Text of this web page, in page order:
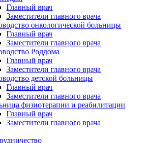
Главный врач
Заместители главного врача
онкологической больницы
Главный врач
Заместители главного врача
Роддома
Главный врач
Заместители главного врача
детской больницы
Главный врач
Заместители главного врача
физиотерапии и реабилитации
Главный врач
Заместители главного врача